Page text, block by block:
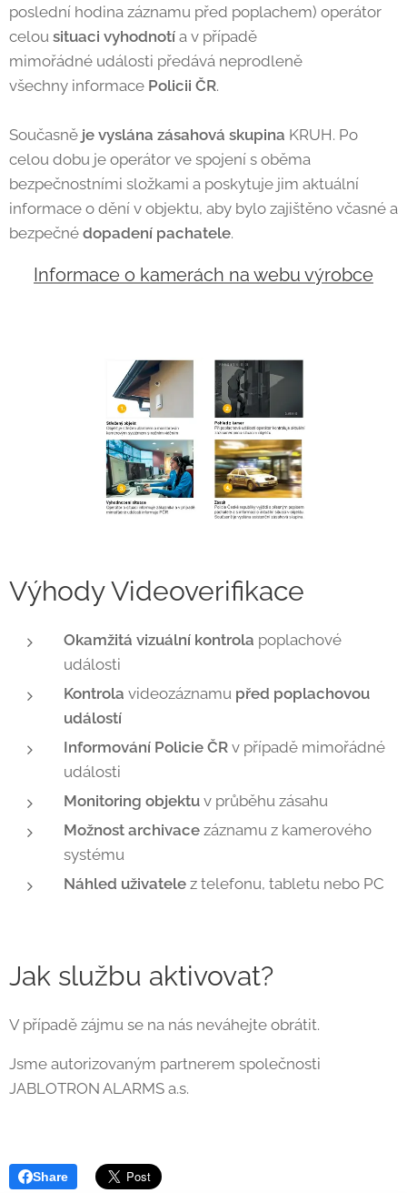
poslední hodina záznamu před poplachem) operátor
celou situaci vyhodnotí a v případě
mimořádné události předává neprodleně
všechny informace Policii ČR.
Současně je vyslána zásahová skupina KRUH. Po
celou dobu je operátor ve spojení s oběma
bezpečnostními složkami a poskytuje jim aktuální
informace o dění v objektu, aby bylo zajištěno včasné a
bezpečné dopadení pachatele.
Informace o kamerách na webu výrobce
Výhody Videoverifikace
Okamžitá vizuální kontrola poplachové
události
Kontrola videozáznamu před poplachovou
událostí
Informování Policie ČR v případě mimořádné
události
Monitoring objektu v průběhu zásahu
Možnost archivace záznamu z kamerového
systému
Náhled uživatele z telefonu, tabletu nebo PC
Jak službu aktivovat?
V případě zájmu se na nás neváhejte obrátit.
Jsme autorizovaným partnerem společnosti
JABLOTRON ALARMS a.s.
Share